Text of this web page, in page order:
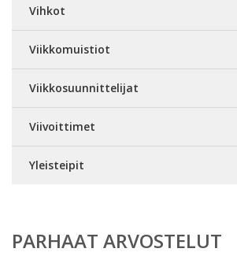
Vihkot
Viikkomuistiot
Viikkosuunnittelijat
Viivoittimet
Yleisteipit
PARHAAT ARVOSTELUT